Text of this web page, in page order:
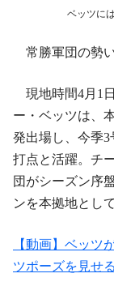
ベッツに
常勝軍団の勢
現地時間4月1
ー・ベッツは、
発出場し、今季3
打点と活躍。チ
団がシーズン序
ンを本拠地とし
【動画】ベッツ
ツポーズを見せる